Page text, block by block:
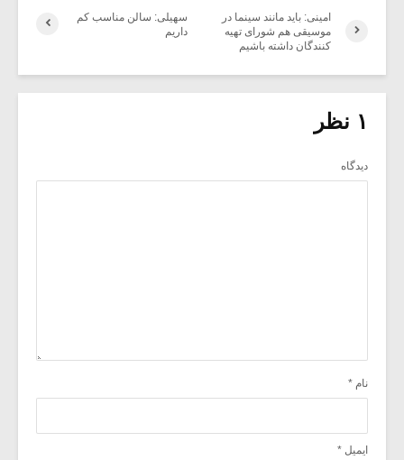
سهیلی: سالن مناسب کم
داریم
امینی: باید مانند سینما در
موسیقی هم شورای تهیه
کنندگان داشته باشیم
۱ نظر
دیدگاه
نام *
ایمیل *